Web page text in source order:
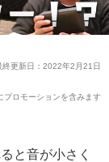
更新日：2022年2月21日
プロモーションを含みます
と音が小さく